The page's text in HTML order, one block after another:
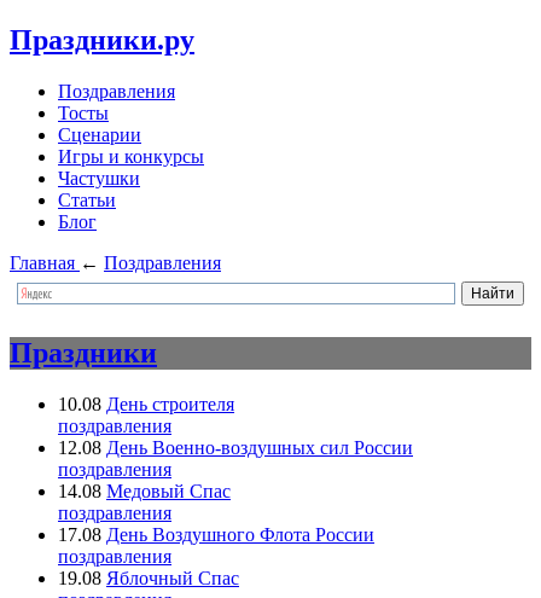
Праздники.ру
Поздравления
Тосты
Сценарии
Игры и конкурсы
Частушки
Статьи
Блог
Главная ← Поздравления
Праздники
10.08 День строителя
поздравления
12.08 День Военно-воздушных сил России
поздравления
14.08 Медовый Спас
поздравления
17.08 День Воздушного Флота России
поздравления
19.08 Яблочный Спас